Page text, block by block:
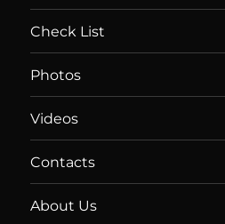
Check List
Photos
Videos
Contacts
About Us